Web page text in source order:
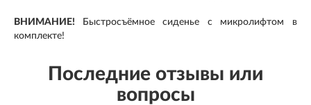
ВНИМАНИЕ!
Быстросъёмное сиденье с микролифтом в
комплекте!
Последние отзывы или
вопросы